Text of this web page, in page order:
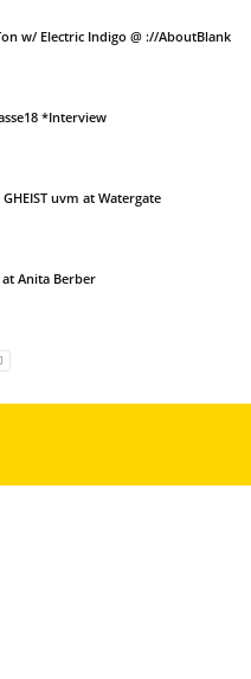
w/ Electric Indigo @ ://AboutBlank
*Interview
uvm at Watergate
Anita Berber